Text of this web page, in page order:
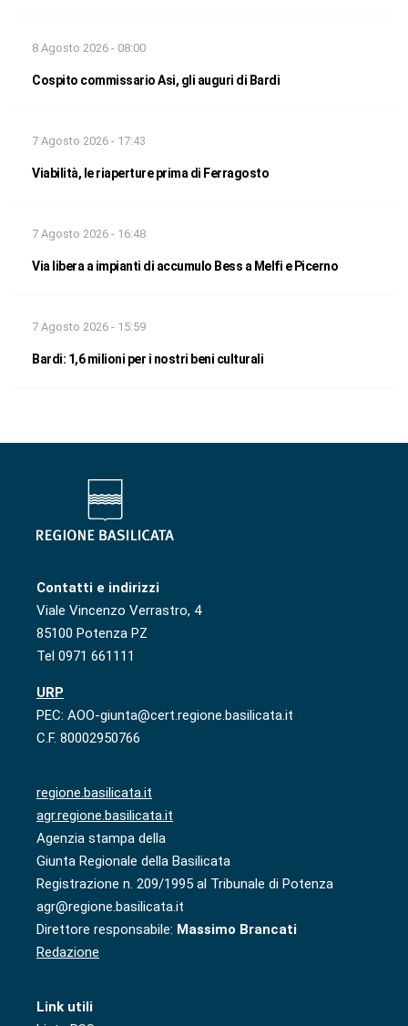
8 Agosto 2026 - 08:00
Cospito commissario Asi, gli auguri di Bardi
7 Agosto 2026 - 17:43
Viabilità, le riaperture prima di Ferragosto
7 Agosto 2026 - 16:48
Via libera a impianti di accumulo Bess a Melfi e Picerno
7 Agosto 2026 - 15:59
Bardi: 1,6 milioni per i nostri beni culturali
Contatti e indirizzi
Viale Vincenzo Verrastro, 4
85100 Potenza PZ
Tel 0971 661111
URP
PEC: AOO-giunta@cert.regione.basilicata.it
C.F. 80002950766
regione.basilicata.it
agr.regione.basilicata.it
Agenzia stampa della
Giunta Regionale della Basilicata
Registrazione n. 209/1995 al Tribunale di Potenza
agr@regione.basilicata.it
Direttore responsabile: Massimo Brancati
Redazione
Link utili